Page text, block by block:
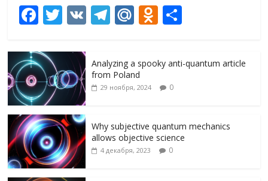
F
e
b
o
o
k
T
itt
er
V T
gr
a
M
R
u
O
n
o
kl
s
ni
р
и
т
Analyzing a spooky anti-quantum article
from Poland
29 ноября, 2024 0
Why subjective quantum mechanics
allows objective science
4 декабря, 2023 0